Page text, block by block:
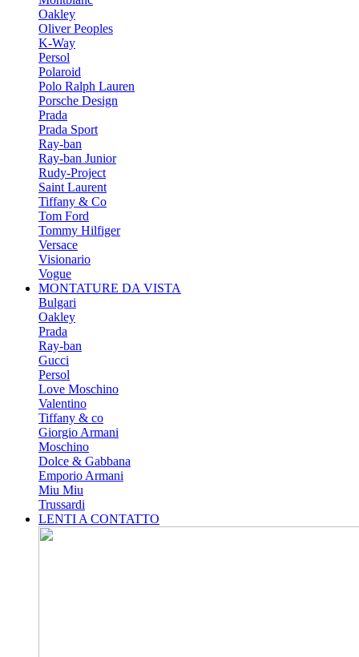
Oakley
Oliver Peoples
K-Way
Persol
Polaroid
Polo Ralph Lauren
Porsche Design
Prada
Prada Sport
Ray-ban
Ray-ban Junior
Rudy-Project
Saint Laurent
Tiffany & Co
Tom Ford
Tommy Hilfiger
Versace
Visionario
Vogue
MONTATURE DA VISTA
Bulgari
Oakley
Prada
Ray-ban
Gucci
Persol
Love Moschino
Valentino
Tiffany & co
Giorgio Armani
Moschino
Dolce & Gabbana
Emporio Armani
Miu Miu
Trussardi
LENTI A CONTATTO